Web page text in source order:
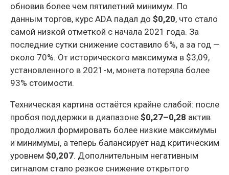
обновив более чем пятилетний минимум. По
данным торгов, курс ADA падал до $0,20, что стало
самой низкой отметкой с начала 2021 года. За
последние сутки снижение составило 6%, а за год —
около 70%. От исторического максимума в $3,09,
установленного в 2021-м, монета потеряла более
93% стоимости.
Техническая картина остаётся крайне слабой: после
пробоя поддержки в диапазоне $0,27–0,28 актив
продолжил формировать более низкие максимумы
и минимумы, а теперь балансирует над критическим
уровнем $0,207. Дополнительным негативным
сигналом стало резкое снижение открытого